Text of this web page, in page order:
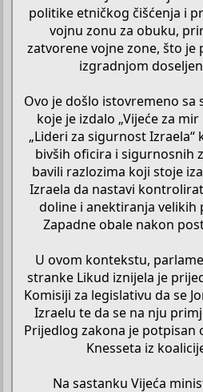
politike etničkog čišćenja i
vojnu zonu za obuku,
zatvorene vojne zone, što
izgradnjom
Ovo je došlo istovremeno sa
koje je izdalo „Vijeće za
„Lideri za sigurnost
bivših oficira i sigurnosnih
bavili razlozima koji stoje
Izraela da nastavi
doline i anektiranja velikih
Zapadne obale nakon
U ovom kontekstu,
stranke Likud iznijela je
Komisiji za legislativu da se
Izraelu te da se na nju
Prijedlog zakona je potpisan
Knesseta iz
Na sastanku Vijeća